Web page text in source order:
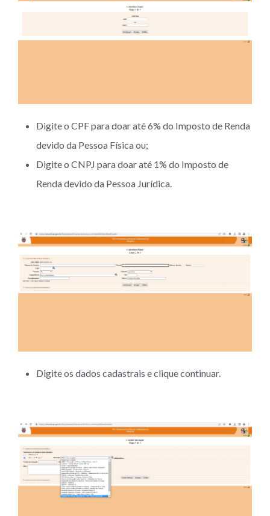
Digite o CPF para doar até 6% do Imposto de Renda
devido da Pessoa Física ou;
Digite o CNPJ para doar até 1% do Imposto de
Renda devido da Pessoa Jurídica.
Digite os dados cadastrais e clique continuar.